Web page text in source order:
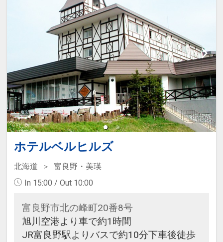
ホテルベルヒルズ
北海道
富良野・美瑛
In 15:00 / Out 10:00
富良野市北の峰町20番8号
旭川空港より車で約1時間
JR富良野駅よりバスで約10分下車後徒歩